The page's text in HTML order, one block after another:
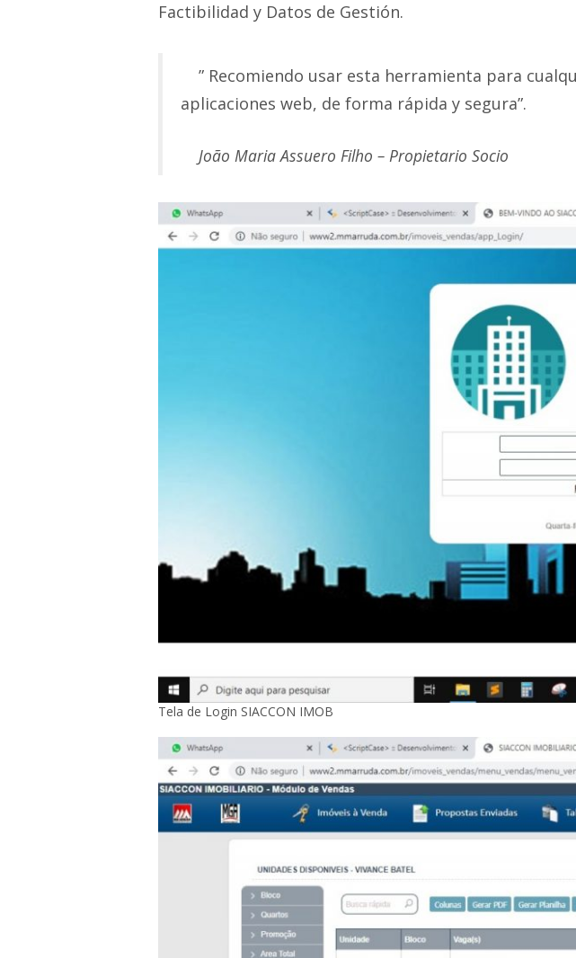
Factibilidad y Datos de Gestión.
” Recomiendo usar esta herramienta para
aplicaciones web, de forma rápida y segura”.
João Maria Assuero Filho – Propietario Socio
Tela de Login SIACCON IMOB